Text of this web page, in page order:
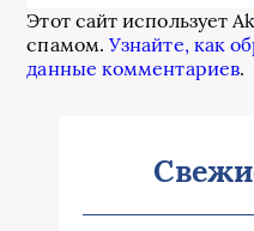
Этот сайт использует
спамом.Узнайте, как
данные комментариев.